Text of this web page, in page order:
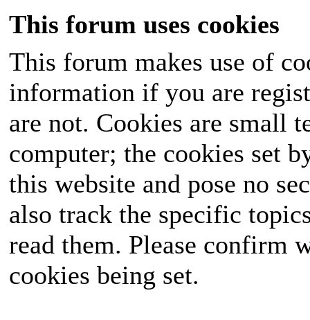
This forum uses cookies
This forum makes use of
information if you are
are not. Cookies are small
computer; the cookies set
this website and pose no
also track the specific
read them. Please confirm
cookies being set.